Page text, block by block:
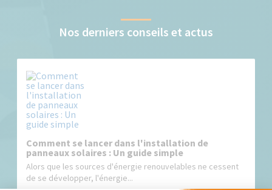
Nos derniers conseils et actus
Comment se lancer dans l'installation de
panneaux solaires : Un guide simple
Alors que les sources d'énergie renouvelables ne cessent
de se développer, l'énergie...